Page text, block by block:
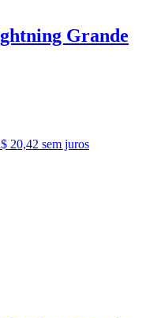
Grande
20,42 sem juros